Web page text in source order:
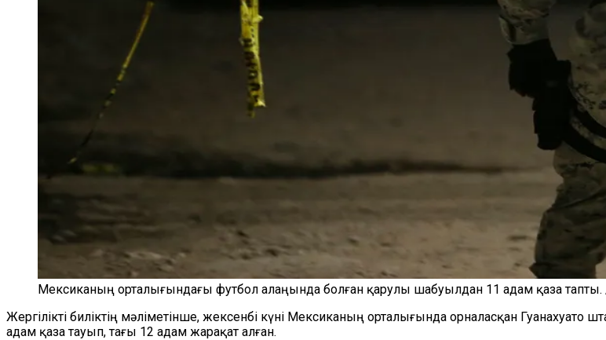
Мексиканың орталығындағы футбол алаңында болған қарулы шабуылдан 11 адам қаза тапты.
Жергілікті биліктің мәліметінше, жексенбі күні Мексиканың орталығында орналасқан
адам қаза тауып, тағы 12 адам жарақат алған.